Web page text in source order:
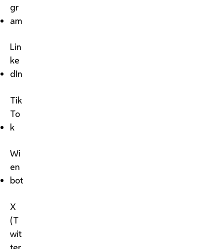
gr
am
Lin
ke
dIn
Tik
To
k
Wi
en
bot
X
(T
wit